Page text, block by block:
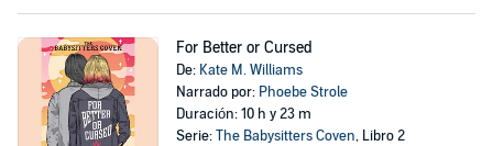
For Better or Cursed
De: Kate M. Williams
Narrado por: Phoebe Strole
Duración: 10 h y 23 m
Serie:The Babysitters Coven, Libro 2